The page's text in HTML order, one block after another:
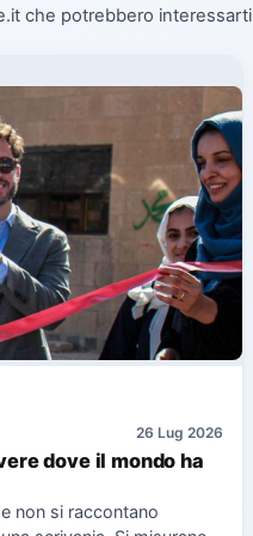
che potrebbero interessarti
26 Lug 2026
dove il mondo ha
non si raccontano